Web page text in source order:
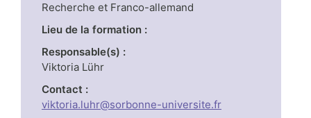
Recherche et Franco-allemand
Lieu de la formation :
Responsable(s) :
Viktoria Lühr
Contact :
viktoria.luhr@sorbonne-universite.fr